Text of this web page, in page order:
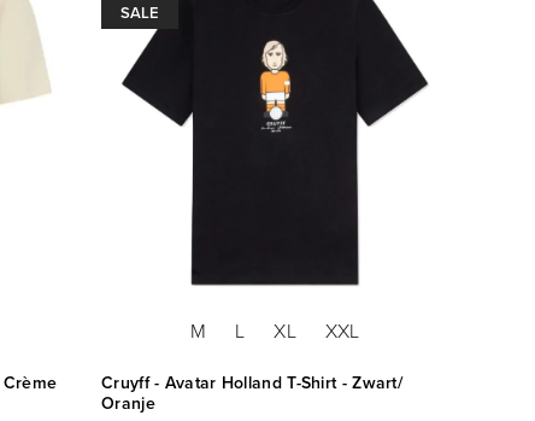
SALE
M L XL XXL
Cruyff - Avatar Holland T-Shirt - Zwart/
Oranje